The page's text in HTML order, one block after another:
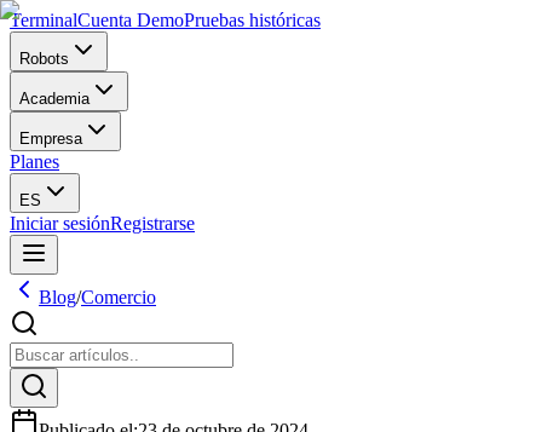
TerminalCuenta DemoPruebas históricas
Robots
Academia
Empresa
Planes
ES
Iniciar sesiónRegistrarse
Blog/Comercio